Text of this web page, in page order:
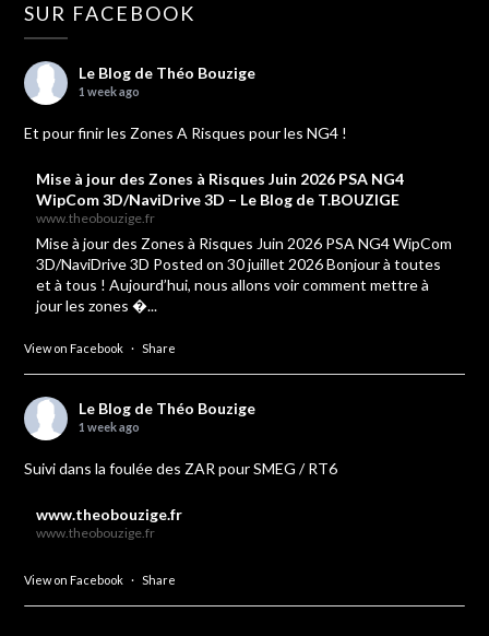
SUR FACEBOOK
Le Blog de Théo Bouzige
1 week ago
Et pour finir les Zones A Risques pour les NG4 !
Mise à jour des Zones à Risques Juin 2026 PSA NG4
WipCom 3D/NaviDrive 3D – Le Blog de T.BOUZIGE
www.theobouzige.fr
Mise à jour des Zones à Risques Juin 2026 PSA NG4 WipCom
3D/NaviDrive 3D Posted on 30 juillet 2026 Bonjour à toutes
et à tous ! Aujourd’hui, nous allons voir comment mettre à
jour les zones �...
View on Facebook · Share
Le Blog de Théo Bouzige
1 week ago
Suivi dans la foulée des ZAR pour SMEG / RT6
www.theobouzige.fr
www.theobouzige.fr
View on Facebook · Share